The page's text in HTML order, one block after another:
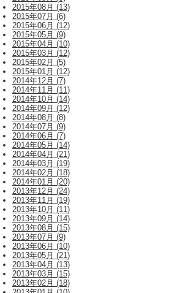
2015年08月 (13)
2015年07月 (6)
2015年06月 (12)
2015年05月 (9)
2015年04月 (10)
2015年03月 (12)
2015年02月 (5)
2015年01月 (12)
2014年12月 (7)
2014年11月 (11)
2014年10月 (14)
2014年09月 (12)
2014年08月 (8)
2014年07月 (9)
2014年06月 (7)
2014年05月 (14)
2014年04月 (21)
2014年03月 (19)
2014年02月 (18)
2014年01月 (20)
2013年12月 (24)
2013年11月 (19)
2013年10月 (11)
2013年09月 (14)
2013年08月 (15)
2013年07月 (9)
2013年06月 (10)
2013年05月 (21)
2013年04月 (13)
2013年03月 (15)
2013年02月 (18)